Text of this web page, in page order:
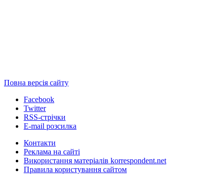
Повна версія сайту
Facebook
Twitter
RSS-стрічки
E-mail розсилка
Контакти
Реклама на сайті
Використання матеріалів korrespondent.net
Правила користування сайтом